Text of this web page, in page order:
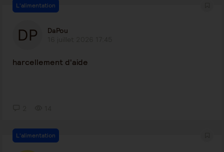
L'alimentation
DaPou
harcellement d'aide
L'alimentation